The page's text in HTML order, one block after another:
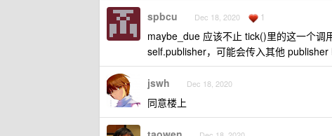
spbcu Dec 18, 2020 1
maybe_due 应该不止 tick()里的这一个调
self.publisher，可能会传入其他 publisher
jswh Dec 18, 2020
同意楼上